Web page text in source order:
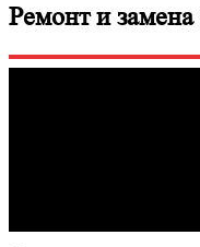
Ремонт и